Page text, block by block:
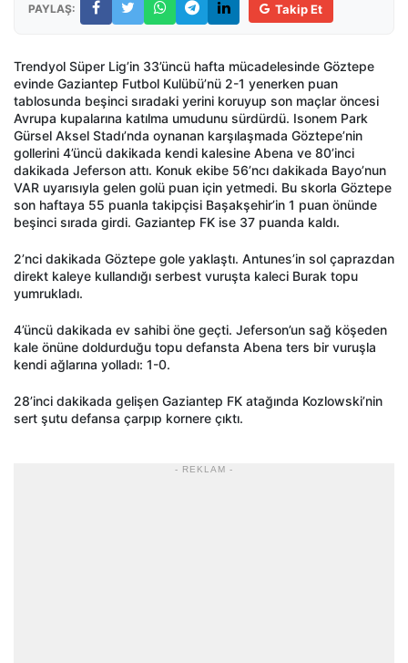
PAYLAŞ: Takip Et
Trendyol Süper Lig’in 33’üncü hafta mücadelesinde Göztepe
evinde Gaziantep Futbol Kulübü’nü 2-1 yenerken puan
tablosunda beşinci sıradaki yerini koruyup son maçlar öncesi
Avrupa kupalarına katılma umudunu sürdürdü. Isonem Park
Gürsel Aksel Stadı’nda oynanan karşılaşmada Göztepe’nin
gollerini 4’üncü dakikada kendi kalesine Abena ve 80’inci
dakikada Jeferson attı. Konuk ekibe 56’ncı dakikada Bayo’nun
VAR uyarısıyla gelen golü puan için yetmedi. Bu skorla Göztepe
son haftaya 55 puanla takipçisi Başakşehir’in 1 puan önünde
beşinci sırada girdi. Gaziantep FK ise 37 puanda kaldı.
2’nci dakikada Göztepe gole yaklaştı. Antunes’in sol çaprazdan
direkt kaleye kullandığı serbest vuruşta kaleci Burak topu
yumrukladı.
4’üncü dakikada ev sahibi öne geçti. Jeferson’un sağ köşeden
kale önüne doldurduğu topu defansta Abena ters bir vuruşla
kendi ağlarına yolladı: 1-0.
28’inci dakikada gelişen Gaziantep FK atağında Kozlowski’nin
sert şutu defansa çarpıp kornere çıktı.
- REKLAM -